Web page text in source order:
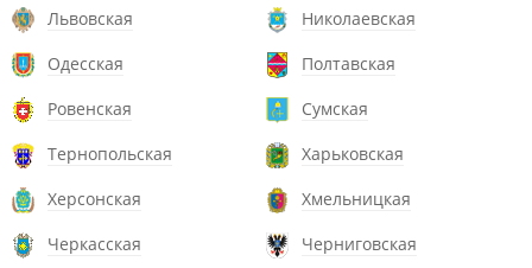
Львовская
Николаевская
Одесская
Полтавская
Ровенская
Сумская
Тернопольская
Харьковская
Херсонская
Хмельницкая
Черкасская
Черниговская